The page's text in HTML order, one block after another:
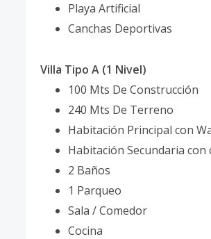
Playa Artificial
Canchas Deportivas
Villa Tipo A (1 Nivel)
100 Mts De Construcción
240 Mts De Terreno
Habitación Principal con
Habitación Secundaria con
2 Baños
1 Parqueo
Sala / Comedor
Cocina